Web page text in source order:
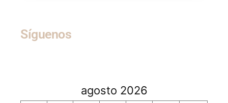
Síguenos
agosto 2026